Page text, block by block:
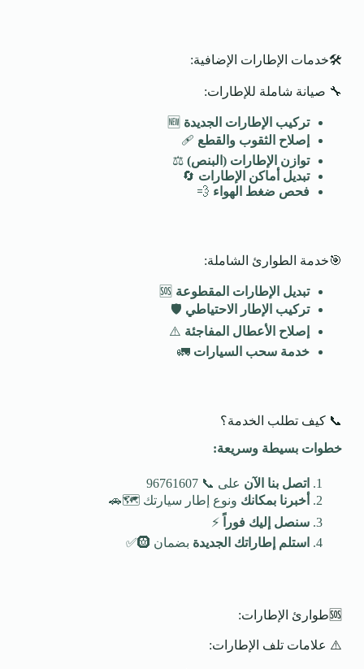
🛠️خدمات الإطارات الإضافية:
🔧 صيانة شاملة للإطارات:
تركيب الإطارات الجديدة
إصلاح الثقوب والقطع 🩹
توازن الإطارات (البنص)⚖️
تبديل أماكن الإطارات 🔄
فحص ضغط الهواء 💨
🎯خدمة الطوارئ الشاملة:
تبديل الإطارات المقطوعة
تركيب الإطار الاحتياطي 🛡️
إصلاح الأعطال المفاجئة ⚠️
خدمة سحب السيارات 🚛
📞 كيف تطلب الخدمة؟
خطوات بسيطة وسريعة:
اتصل بنا الآن على 📞 96761607
أخبرنا بمكانك ونوع إطار سيارتك 🗺️🚗
سنصل إليك فوراً
⚡
استلم إطاراتك الجديدة بضمان 🛞✅
🆘طوارئ الإطارات:
⚠️ علامات تلف الإطارات: